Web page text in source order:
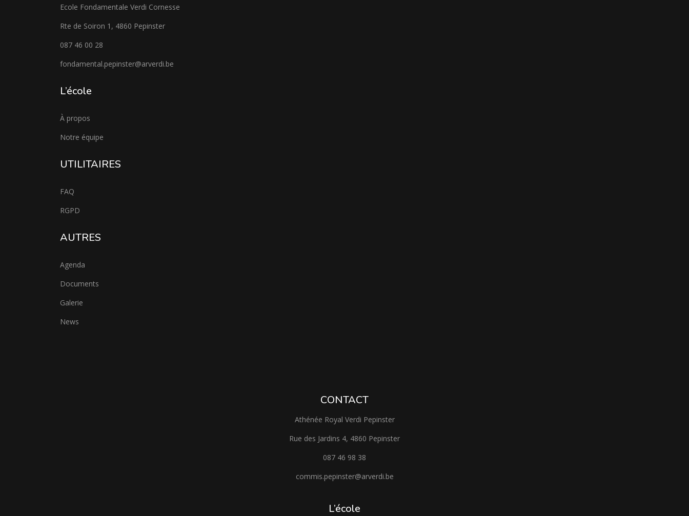
Ecole Fondamentale Verdi Cornesse
Rte de Soiron 1, 4860 Pepinster
087 46 00 28
fondamental.pepinster@arverdi.be
L’école
À propos
Notre équipe
UTILITAIRES
FAQ
RGPD
AUTRES
Agenda
Documents
Galerie
News
CONTACT
Athénée Royal Verdi Pepinster
Rue des Jardins 4, 4860 Pepinster
087 46 98 38
commis.pepinster@arverdi.be
L’école